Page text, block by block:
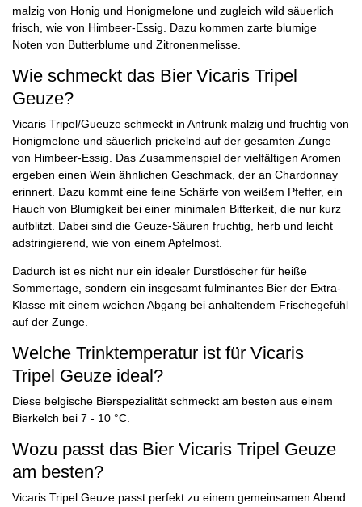
malzig von Honig und Honigmelone und zugleich wild säuerlich
frisch, wie von Himbeer-Essig. Dazu kommen zarte blumige
Noten von Butterblume und Zitronenmelisse.
Wie schmeckt das Bier Vicaris Tripel
Geuze?
Vicaris Tripel/Gueuze schmeckt in Antrunk malzig und fruchtig von
Honigmelone und säuerlich prickelnd auf der gesamten Zunge
von Himbeer-Essig. Das Zusammenspiel der vielfältigen Aromen
ergeben einen Wein ähnlichen Geschmack, der an Chardonnay
erinnert. Dazu kommt eine feine Schärfe von weißem Pfeffer, ein
Hauch von Blumigkeit bei einer minimalen Bitterkeit, die nur kurz
aufblitzt. Dabei sind die Geuze-Säuren fruchtig, herb und leicht
adstringierend, wie von einem Apfelmost.
Dadurch ist es nicht nur ein idealer Durstlöscher für heiße
Sommertage, sondern ein insgesamt fulminantes Bier der Extra-
Klasse mit einem weichen Abgang bei anhaltendem Frischegefühl
auf der Zunge.
Welche Trinktemperatur ist für Vicaris
Tripel Geuze ideal?
Diese belgische Bierspezialität schmeckt am besten aus einem
Bierkelch bei 7 - 10 °C.
Wozu passt das Bier Vicaris Tripel Geuze
am besten?
Vicaris Tripel Geuze passt perfekt zu einem gemeinsamen Abend